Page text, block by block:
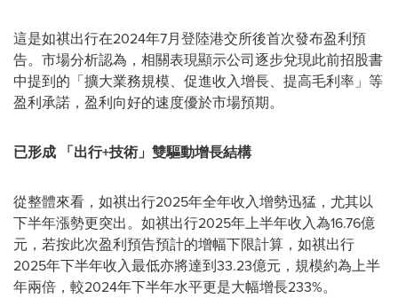
這是如祺出行在2024年7月登陸港交所後首次發布盈利預
告。市場分析認為，相關表現顯示公司逐步兌現此前招股書
中提到的「擴大業務規模、促進收入增長、提高毛利率」等
盈利承諾，盈利向好的速度優於市場預期。
已形成 「出行+技術」雙驅動增長結構
從整體來看，如祺出行2025年全年收入增勢迅猛，尤其以
下半年漲勢更突出。如祺出行2025年上半年收入為16.76億
元，若按此次盈利預告預計的增幅下限計算，如祺出行
2025年下半年收入最低亦將達到33.23億元，規模約為上半
年兩倍，較2024年下半年水平更是大幅增長233%。